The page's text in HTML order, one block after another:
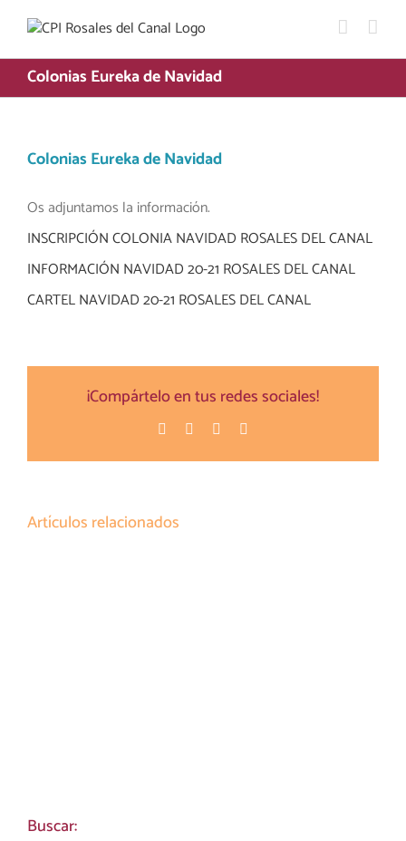
contenido
Colonias Eureka de Navidad
Colonias Eureka de Navidad
Os adjuntamos la información.
INSCRIPCIÓN COLONIA NAVIDAD ROSALES DEL CANAL
INFORMACIÓN NAVIDAD 20-21 ROSALES DEL CANAL
CARTEL NAVIDAD 20-21 ROSALES DEL CANAL
¡Compártelo en tus redes sociales!
Facebook
TwitterPinterest
Artículos relacionados
Buscar: